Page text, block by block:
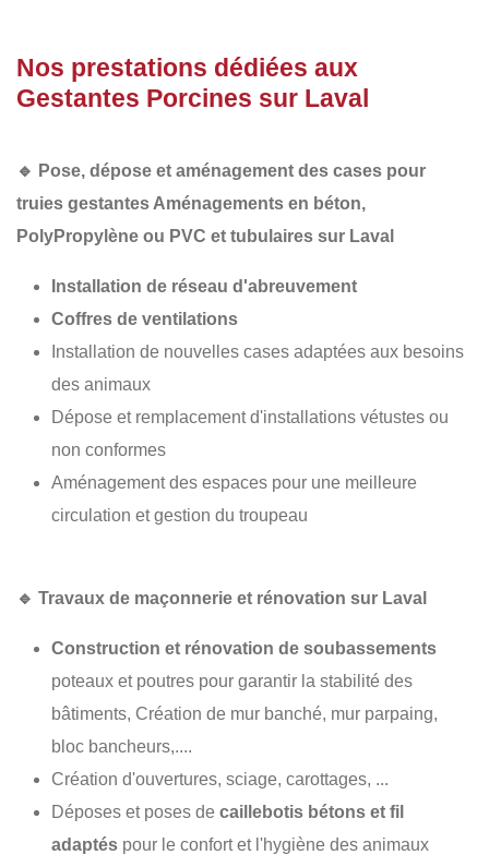
Nos prestations dédiées aux
Gestantes Porcines sur Laval
🔹 Pose, dépose et aménagement des cases pour
truies gestantes Aménagements en béton,
PolyPropylène ou PVC et tubulaires sur Laval
Installation de réseau d'abreuvement
Coffres de ventilations
Installation de nouvelles cases adaptées aux besoins
des animaux
Dépose et remplacement d'installations vétustes ou
non conformes
Aménagement des espaces pour une meilleure
circulation et gestion du troupeau
🔹 Travaux de maçonnerie et rénovation sur Laval
Construction et rénovation de soubassements
poteaux et poutres pour garantir la stabilité des
bâtiments, Création de mur banché, mur parpaing,
bloc bancheurs,....
Création d'ouvertures, sciage, carottages, ...
Déposes et poses de caillebotis bétons et fil
adaptés pour le confort et l'hygiène des animaux